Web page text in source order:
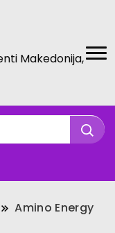
Makedonija,
Amino Energy